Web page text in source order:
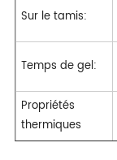
Sur le tamis:
Temps de gel:
Propriétés
thermiques